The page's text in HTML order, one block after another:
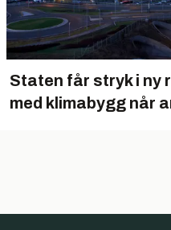
Staten får stryk i ny
med klimabygg når